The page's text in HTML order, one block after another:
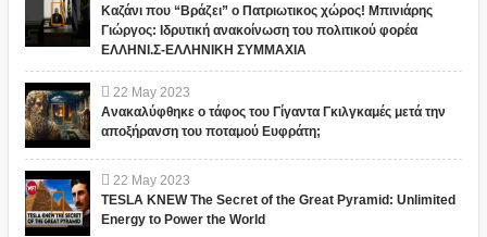
Καζάνι που “Βράζει” ο Πατριωτικος χώρος! Μπινιάρης
Γιώργος: Ιδρυτική ανακοίνωση του πολιτικού φορέα
ΕΛΛΗΝΙ.Σ-ΕΛΛΗΝΙΚΗ ΣΥΜΜΑΧΙΑ
22 May 2023
Ανακαλύφθηκε ο τάφος του Γίγαντα Γκιλγκαμές μετά την
αποξήρανση του ποταμού Ευφράτη;
22 May 2023
TESLA KNEW The Secret of the Great Pyramid: Unlimited
Energy to Power the World